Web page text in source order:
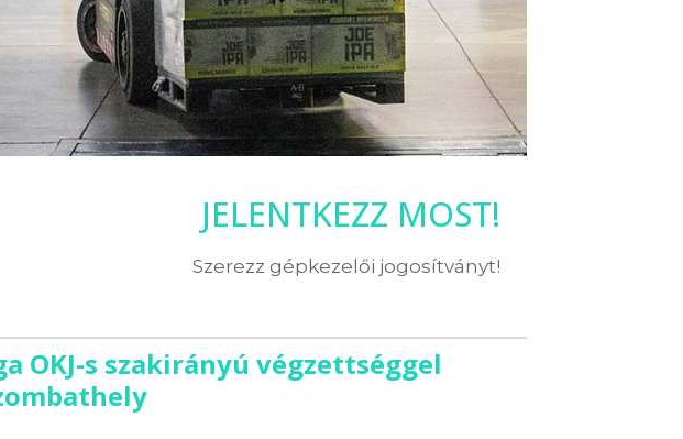
JELENTKEZZ MOST!
Szerezz gépkezelői jogosítványt!
OKJ-s szakirányú végzettséggel